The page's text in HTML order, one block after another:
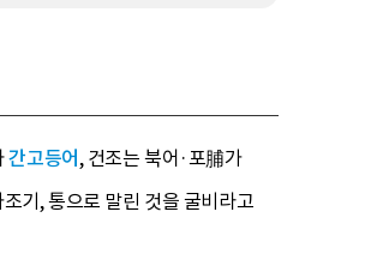
간고등어, 건조는 북어·포脯가
기, 통으로 말린 것을 굴비라고